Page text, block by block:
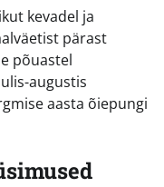
kevadel ja
pärast
põuastel
augustis
aasta õiepungi